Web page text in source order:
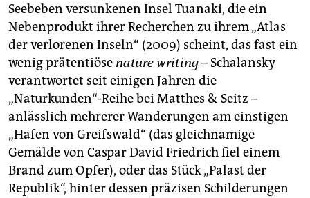
Seebeben versunkenen Insel Tuanaki, die ein
Nebenprodukt ihrer Recherchen zu ihrem „Atlas
der verlorenen Inseln“ (2009) scheint, das fast ein
wenig prätentiöse nature writing– Schalansky
verantwortet seit einigen Jahren die
„Naturkunden“-Reihe bei Matthes & Seitz –
anlässlich mehrerer Wanderungen am einstigen
„Hafen von Greifswald“ (das gleichnamige
Gemälde von Caspar David Friedrich fiel einem
Brand zum Opfer), oder das Stück „Palast der
Republik“, hinter dessen präzisen Schilderungen